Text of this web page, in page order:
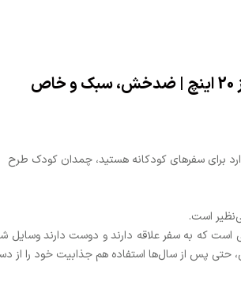
برای سفرهای کودکانه هستید، چمدان کودک طرح
که به سفر علاقه دارند و دوست دارند
پس از سال‌ها استفاده هم جذابیت خود را از